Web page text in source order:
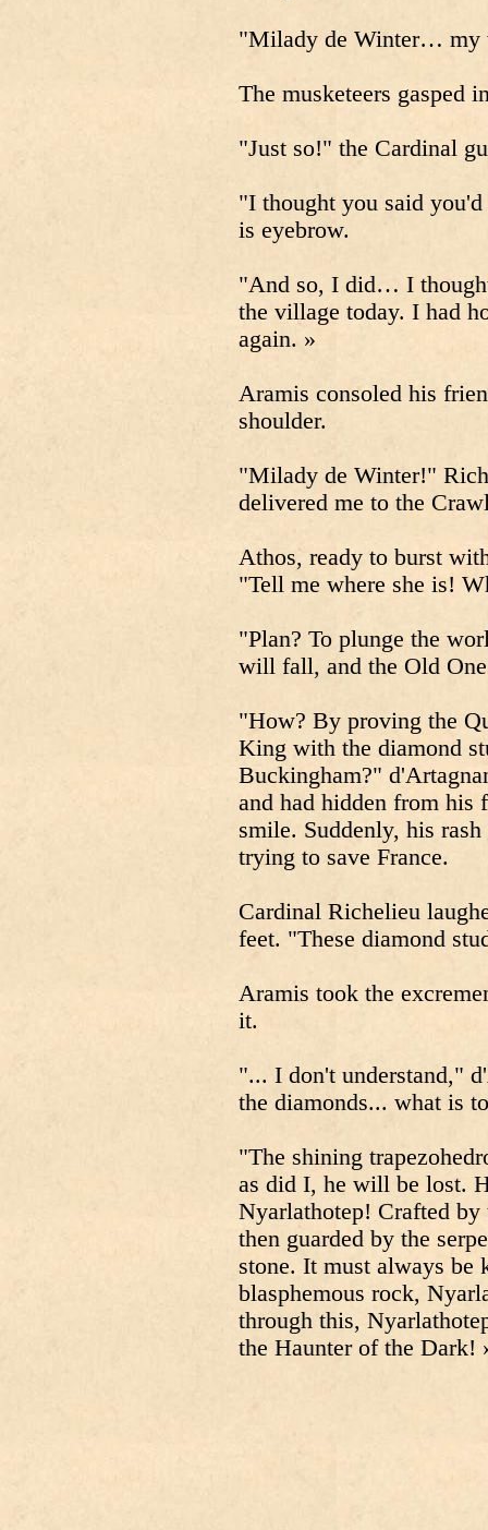
"Milady de Winter… my
The musketeers gasped
"Just so!" the Cardinal
"I thought you said you'd
is eyebrow.
"And so, I did… I
the village today. I had
again. »
Aramis consoled his
shoulder.
"Milady de Winter!"
delivered me to the
Athos, ready to burst
"Tell me where she is!
"Plan? To plunge the
will fall, and the Old
"How? By proving the
King with the diamond
Buckingham?"
and had hidden from his
smile. Suddenly, his
trying to save France.
Cardinal Richelieu
feet. "These diamond
Aramis took the
it.
"... I don't understand,"
the diamonds... what is
"The shining
as did I, he will be lost.
Nyarlathotep! Crafted
then guarded by the
stone. It must always be
blasphemous rock,
through this,
the Haunter of the Dark!